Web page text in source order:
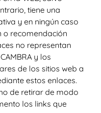
tiene una
y en ningún caso
o recomendación
no representan
y los
de los sitios web a
estos enlaces.
de retirar de modo
los links que